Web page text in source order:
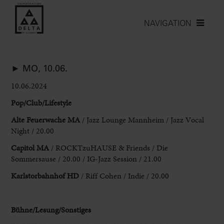
NAVIGATION
► MO, 10.06.
10.06.2024
Pop/Club/Lifestyle
Alte Feuerwache MA / Jazz Lounge Mannheim / Jazz Vocal
Night / 20.00
Capitol MA / ROCKTzuHAUSE & Friends / Die
Sommersause / 20.00 / IG-Jazz Session / 21.00
Karlstorbahnhof HD / RiffCohen / Indie / 20.00
Bühne/Lesung/Sonstiges